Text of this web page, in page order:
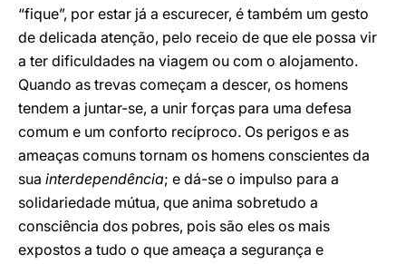
“fique”, por estar já a escurecer, é também um gesto
de delicada atenção, pelo receio de que ele possa vir
a ter dificuldades na viagem ou com o alojamento.
Quando as trevas começam a descer, os homens
tendem a juntar-se, a unir forças para uma defesa
comum e um conforto recíproco. Os perigos e as
ameaças comuns tornam os homens conscientes da
sua interdependência; e dá-se o impulso para a
solidariedade mútua, que anima sobretudo a
consciência dos pobres, pois são eles os mais
expostos a tudo o que ameaça a segurança e